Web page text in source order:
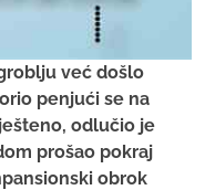
već došlo
penjući se na
odlučio je
prošao pokraj
obrok